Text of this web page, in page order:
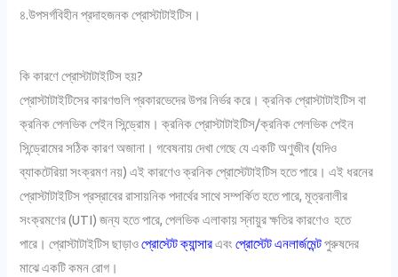
৪.উপসর্গবিহীন প্রদাহজনক প্রোস্টাটাইটিস।
কি কারণে প্রোস্টাটাইটিস হয়?
প্রোস্টাটাইটিসের কারণগুলি প্রকারভেদের উপর নির্ভর করে। ক্রনিক প্রোস্টাটাইটিস বা
ক্রনিক পেলভিক পেইন সিন্ড্রোম। ক্রনিক প্রোস্টাটাইটিস/ক্রনিক পেলভিক পেইন
সিন্ড্রোমের সঠিক কারণ অজানা। গবেষনায় দেখা গেছে যে একটি অণুজীব (যদিও
ব্যাকটেরিয়া সংক্রমণ নয়) এই কারণেও ক্রনিক প্রোস্টেটাইটিস হতে পারে। এই ধরনের
প্রোস্টাটাইটিস প্রস্রাবের রাসায়নিক পদার্থের সাথে সম্পর্কিত হতে পারে, মূত্রনালীর
সংক্রমণের (UTI) জন্য হতে পারে, পেলভিক এলাকায় স্নায়ুর ক্ষতির কারণেও হতে
পারে। প্রোস্টাটাইটিস ছাড়াওপ্রোস্টেট ক্যান্সারএবংপ্রোস্টেট এনলার্জমেন্ট পুরুষদের
মাঝে একটি কমন রোগ।